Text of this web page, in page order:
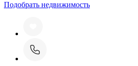
Подобрать недвижимость